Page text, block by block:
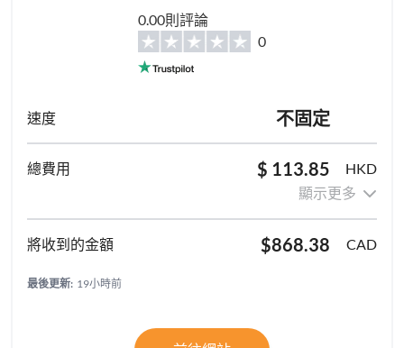
0.00則評論
0
不固定
$ 113.85
HKD
顯示更多
$868.38 CAD
最後更新: 19小時前